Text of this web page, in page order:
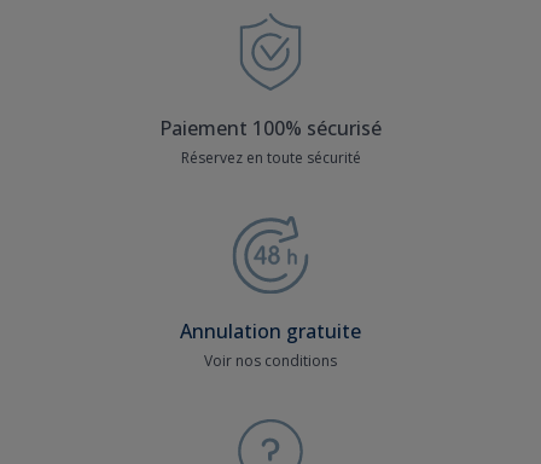
Paiement 100% sécurisé
Réservez en toute sécurité
Annulation gratuite
Voir nos conditions